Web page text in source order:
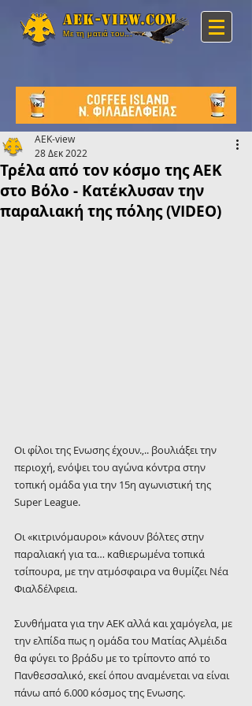
Aek-view.com
Με τη ματιά του...
Τρέλα από τον κόσμο της ΑΕΚ
στο Βόλο - Κατέκλυσαν την
παραλιακή της πόλης (VIDEO)
AEK-view
28 Δεκ 2022
Oι φίλοι της Ενωσης έχουν.,.. βουλιάξει την
περιοχή, ενόψει του αγώνα κόντρα στην
τοπική ομάδα για την 15η αγωνιστική της
Super League.
Οι «κιτρινόμαυροι» κάνουν βόλτες στην
παραλιακή για τα… καθιερωμένα τοπικά
τσίπουρα, με την ατμόσφαιρα να θυμίζει Νέα
Φιαλδέλφεια.
Συνθήματα για την ΑΕΚ αλλά και χαμόγελα, με
την ελπίδα πως η ομάδα του Ματίας Αλμέιδα
θα φύγει το βράδυ με το τρίποντο από το
Πανθεσσαλικό, εκεί όπου αναμένεται να είναι
πάνω από 6.000 κόσμος της Ενωσης.